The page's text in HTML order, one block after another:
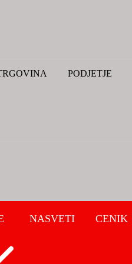
PODJETJE
NASVETI CENIK